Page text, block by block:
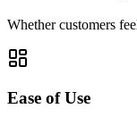
Whether customers
Ease of Use